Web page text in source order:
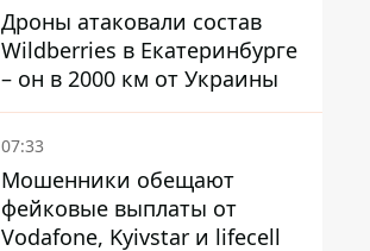
Дроны атаковали состав
Wildberries в Екатеринбурге
– он в 2000 км от Украины
07:33
Мошенники обещают
фейковые выплаты от
Vodafone, Kyivstar и lifecell